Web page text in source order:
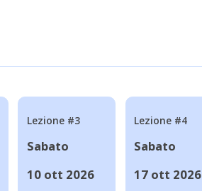
Lezione #3
Sabato
10 ott 2026
Lezione #4
Sabato
17 ott 2026